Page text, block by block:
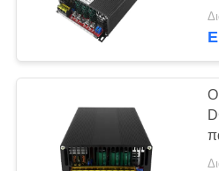
BLOG
ΖΗΤΉΣΤΕ
ΈΝΑ
ΑΠΌΣΠΑΣΜΑ
ενισχυτής
RF